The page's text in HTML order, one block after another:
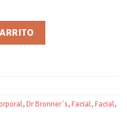
Bronner ´s cantidad
,Dr Bronner´s,Facial,Facial,